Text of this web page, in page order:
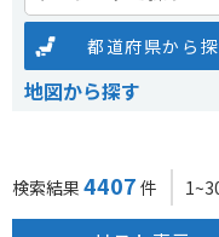
都道府県から
地図から探す
検索結果 4407 件